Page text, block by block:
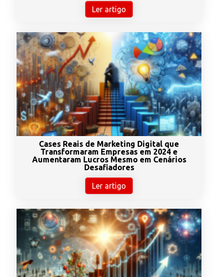
Ler artigo
Cases Reais de Marketing Digital que
Transformaram Empresas em 2024 e
Aumentaram Lucros Mesmo em Cenários
Desafiadores
Ler artigo